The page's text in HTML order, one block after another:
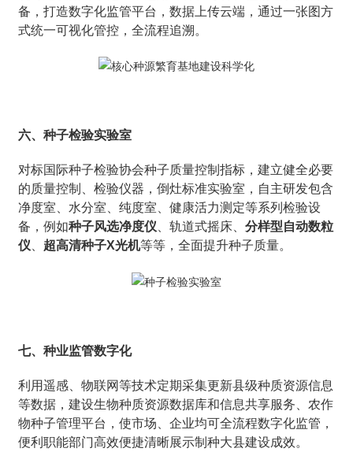
备，打造数字化监管平台，数据上传云端，通过一张图方
式统一可视化管控，全流程追溯。
六、种子检验实验室
对标国际种子检验协会种子质量控制指标，建立健全必要
的质量控制、检验仪器，倒灶标准实验室，自主研发包含
净度室、水分室、纯度室、健康活力测定等系列检验设
备，例如种子风选净度仪 、轨道式摇床、分样型自动数粒
仪
超高清种子X光机等等，全面提升种子质量。
七、种业监管数字化
利用遥感、物联网等技术定期采集更新县级种质资源信息
等数据，建设生物种质资源数据库和信息共享服务、农作
物种子管理平台，使市场、企业均可全流程数字化监管，
便利职能部门高效便捷清晰展示制种大县建设成效。